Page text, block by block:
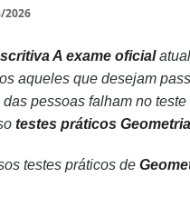
2026
A exame oficial
aqueles que desejam
pessoas falham no
testes práticos
testes práticos de